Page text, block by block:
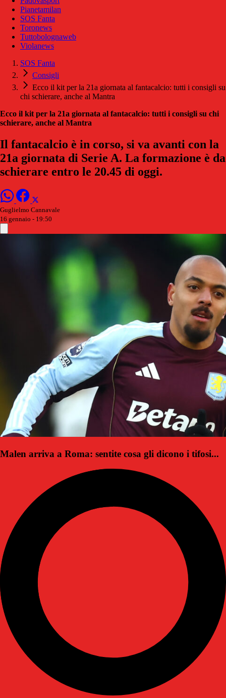
Pianetamilan
SOS Fanta
Toronews
Tuttobolognaweb
Violanews
SOS Fanta
Consigli
Ecco il kit per la 21a giornata al fantacalcio: tutti i consigli su
chi schierare, anche al Mantra
Ecco il kit per la 21a giornata al fantacalcio: tutti i consigli su chi
schierare, anche al Mantra
Il fantacalcio è in corso, si va avanti con la
21a giornata di Serie A. La formazione è da
schierare entro le 20.45 di oggi.
Guglielmo Cannavale
16 gennaio - 19:50
Malen arriva a Roma: sentite cosa gli dicono i tifosi...